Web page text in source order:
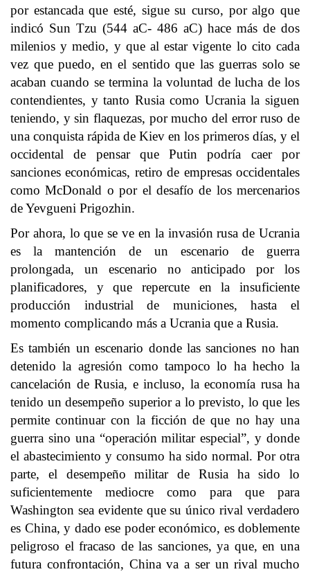
por estancada que esté, sigue su curso, por algo que
indicó Sun Tzu (544 aC- 486 aC) hace más de dos
milenios y medio, y que al estar vigente lo cito cada
vez que puedo, en el sentido que las guerras solo se
acaban cuando se termina la voluntad de lucha de los
contendientes, y tanto Rusia como Ucrania la siguen
teniendo, y sin flaquezas, por mucho del error ruso de
una conquista rápida de Kiev en los primeros días, y el
occidental de pensar que Putin podría caer por
sanciones económicas, retiro de empresas occidentales
como McDonald o por el desafío de los mercenarios
de Yevgueni Prigozhin.
Por ahora, lo que se ve en la invasión rusa de Ucrania
es la mantención de un escenario de guerra
prolongada, un escenario no anticipado por los
planificadores, y que repercute en la insuficiente
producción industrial de municiones, hasta el
momento complicando más a Ucrania que a Rusia.
Es también un escenario donde las sanciones no han
detenido la agresión como tampoco lo ha hecho la
cancelación de Rusia, e incluso, la economía rusa ha
tenido un desempeño superior a lo previsto, lo que les
permite continuar con la ficción de que no hay una
guerra sino una “operación militar especial”, y donde
el abastecimiento y consumo ha sido normal. Por otra
parte, el desempeño militar de Rusia ha sido lo
suficientemente mediocre como para que para
Washington sea evidente que su único rival verdadero
es China, y dado ese poder económico, es doblemente
peligroso el fracaso de las sanciones, ya que, en una
futura confrontación, China va a ser un rival mucho